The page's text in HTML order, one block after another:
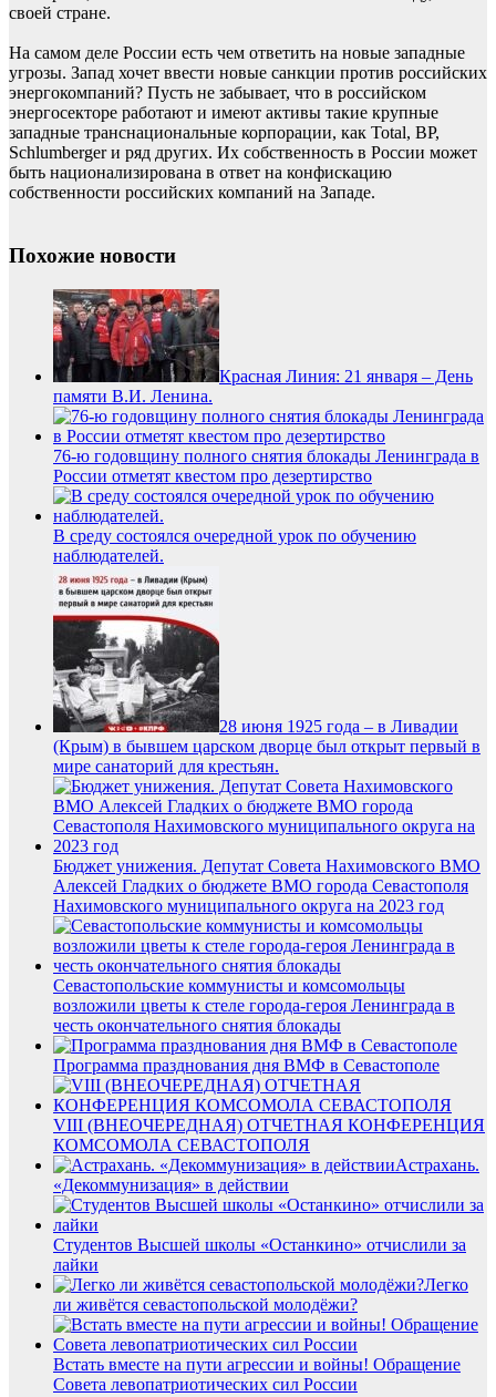
своей стране.
На самом деле России есть чем ответить на новые западные
угрозы. Запад хочет ввести новые санкции против российских
энергокомпаний? Пусть не забывает, что в российском
энергосекторе работают и имеют активы такие крупные
западные транснациональные корпорации, как Total, BP,
Schlumberger и ряд других. Их собственность в России может
быть национализирована в ответ на конфискацию
собственности российских компаний на Западе.
Похожие новости
Красная Линия: 21 января – День
памяти В.И. Ленина.
76-ю годовщину полного снятия блокады Ленинграда в
России отметят квестом про дезертирство
В среду состоялся очередной урок по обучению
наблюдателей.
28 июня 1925 года – в Ливадии
(Крым) в бывшем царском дворце был открыт первый в
мире санаторий для крестьян.
Бюджет унижения. Депутат Совета Нахимовского ВМО
Алексей Гладких о бюджете ВМО города Севастополя
Нахимовского муниципального округа на 2023 год
Севастопольские коммунисты и комсомольцы
возложили цветы к стеле города-героя Ленинграда в
честь окончательного снятия блокады
Программа празднования дня ВМФ в Севастополе
VIII (ВНЕОЧЕРЕДНАЯ) ОТЧЕТНАЯ КОНФЕРЕНЦИЯ
КОМСОМОЛА СЕВАСТОПОЛЯ
Астрахань.
«Декоммунизация» в действии
Студентов Высшей школы «Останкино» отчислили за
лайки
Легко
ли живётся севастопольской молодёжи?
Встать вместе на пути агрессии и войны! Обращение
Совета левопатриотических сил России